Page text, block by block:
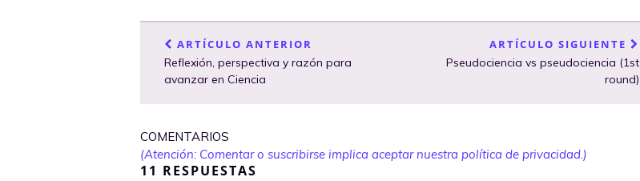
ARTÍCULO ANTERIOR
Reflexión, perspectiva y razón para
avanzar en Ciencia
ARTÍCULO SIGUIENTE
Pseudociencia vs pseudociencia (1st
round)
COMENTARIOS
(Atención: Comentar o suscribirse implica aceptar nuestra política de privacidad.)
11 RESPUESTAS